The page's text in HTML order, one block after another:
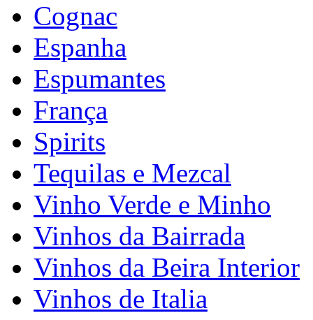
Cognac
Espanha
Espumantes
França
Spirits
Tequilas e Mezcal
Vinho Verde e Minho
Vinhos da Bairrada
Vinhos da Beira Interior
Vinhos de Italia